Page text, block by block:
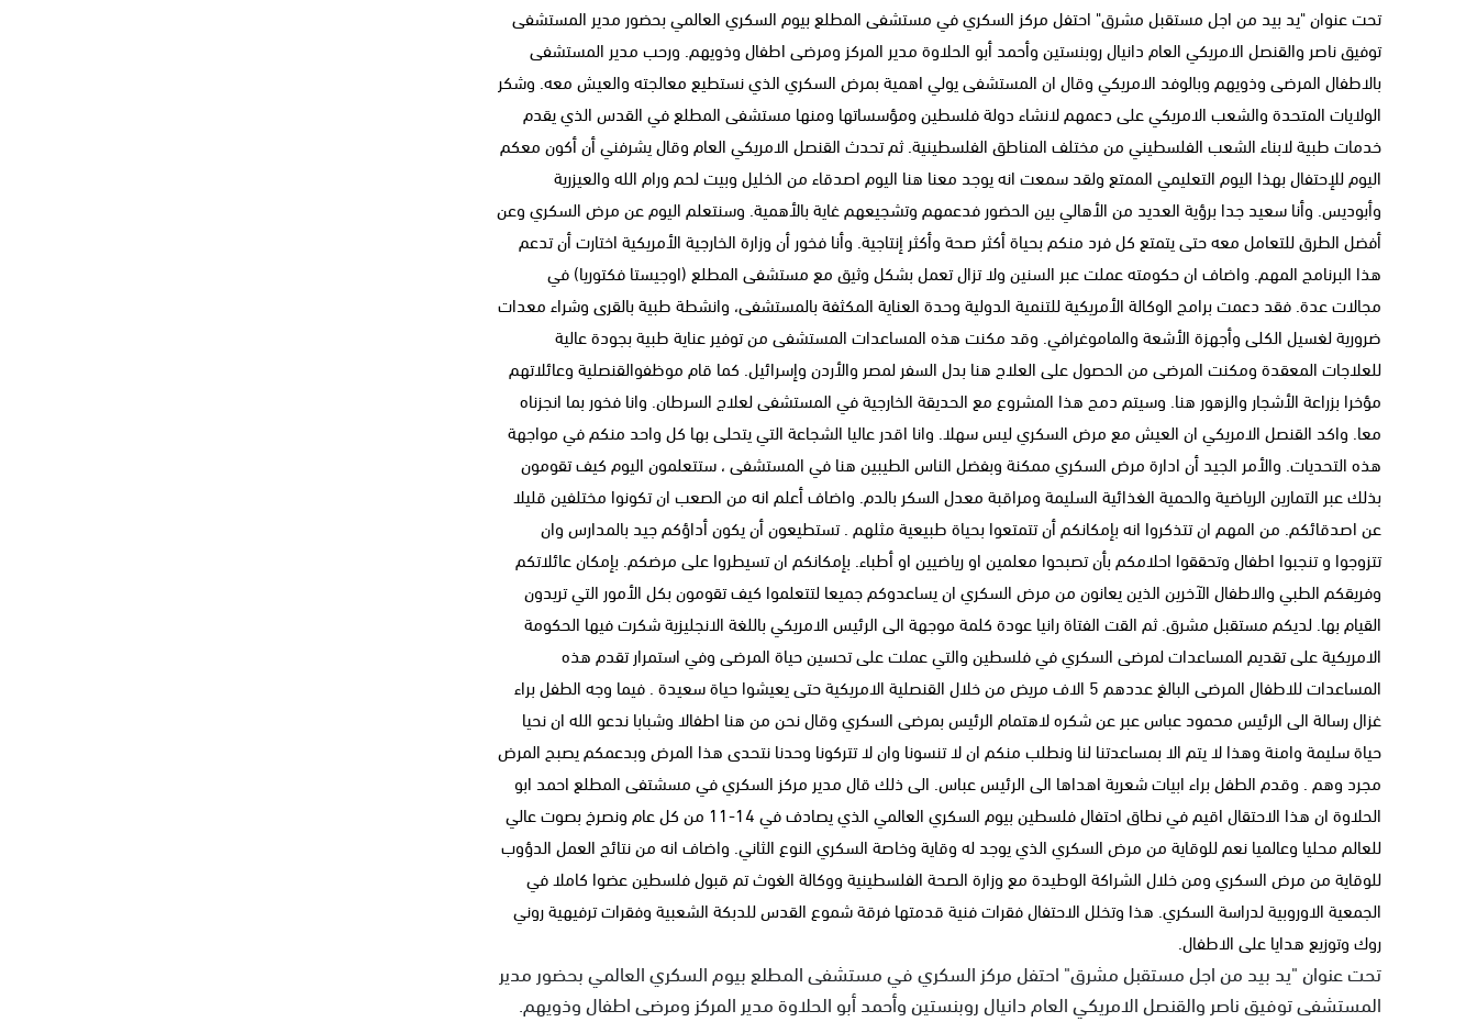
تحت عنوان "يد بيد من اجل مستقبل مشرق" احتفل مركز السكري في مستشفى المطلع بيوم السكري العالمي بحضور مدير المستشفى
توفيق ناصر والقنصل الامريكي العام دانيال روبنستين وأحمد أبو الحلاوة مدير المركز ومرضى اطفال وذويهم. ورحب مدير المستشفى
بالاطفال المرضى وذويهم وبالوفد الامريكي وقال ان المستشفى يولي اهمية بمرض السكري الذي نستطيع معالجته والعيش معه. وشكر
الولايات المتحدة والشعب الامريكي على دعمهم لانشاء دولة فلسطين ومؤسساتها ومنها مستشفى المطلع في القدس الذي يقدم
خدمات طبية لابناء الشعب الفلسطيني من مختلف المناطق الفلسطينية. ثم تحدث القنصل الامريكي العام وقال يشرفني أن أكون معكم
اليوم للإحتفال بهذا اليوم التعليمي الممتع ولقد سمعت انه يوجد معنا هنا اليوم اصدقاء من الخليل وبيت لحم ورام الله والعيزرية
وأبوديس. وأنا سعيد جدا برؤية العديد من الأهالي بين الحضور فدعمهم وتشجيعهم غاية بالأهمية. وسنتعلم اليوم عن مرض السكري وعن
أفضل الطرق للتعامل معه حتى يتمتع كل فرد منكم بحياة أكثر صحة وأكثر إنتاجية. وأنا فخور أن وزارة الخارجية الأمريكية اختارت أن تدعم
هذا البرنامج المهم. واضاف ان حكومته عملت عبر السنين ولا تزال تعمل بشكل وثيق مع مستشفى المطلع (اوجيستا فكتوريا) في
مجالات عدة. فقد دعمت برامج الوكالة الأمريكية للتنمية الدولية وحدة العناية المكثفة بالمستشفى، وانشطة طبية بالقرى وشراء معدات
ضرورية لغسيل الكلى وأجهزة الأشعة والماموغرافي. وقد مكنت هذه المساعدات المستشفى من توفير عناية طبية بجودة عالية
للعلاجات المعقدة ومكنت المرضى من الحصول على العلاج هنا بدل السفر لمصر والأردن وإسرائيل. كما قام موظفوالقنصلية وعائلاتهم
مؤخرا بزراعة الأشجار والزهور هنا. وسيتم دمج هذا المشروع مع الحديقة الخارجية في المستشفى لعلاج السرطان. وانا فخور بما انجزناه
معا. واكد القنصل الامريكي ان العيش مع مرض السكري ليس سهلا. وانا اقدر عاليا الشجاعة التي يتحلى بها كل واحد منكم في مواجهة
هذه التحديات. والأمر الجيد أن ادارة مرض السكري ممكنة وبفضل الناس الطيبين هنا في المستشفى ، ستتعلمون اليوم كيف تقومون
بذلك عبر التمارين الرياضية والحمية الغذائية السليمة ومراقبة معدل السكر بالدم. واضاف أعلم انه من الصعب ان تكونوا مختلفين قليلا
عن اصدقائكم. من المهم ان تتذكروا انه بإمكانكم أن تتمتعوا بحياة طبيعية مثلهم . تستطيعون أن يكون أداؤكم جيد بالمدارس وان
تتزوجوا و تنجبوا اطفال وتحققوا احلامكم بأن تصبحوا معلمين او رياضيين او أطباء. بإمكانكم ان تسيطروا على مرضكم. بإمكان عائلاتكم
وفريقكم الطبي والاطفال الآخرين الذين يعانون من مرض السكري ان يساعدوكم جميعا لتتعلموا كيف تقومون بكل الأمور التي تريدون
القيام بها. لديكم مستقبل مشرق. ثم القت الفتاة رانيا عودة كلمة موجهة الى الرئيس الامريكي باللغة الانجليزية شكرت فيها الحكومة
الامريكية على تقديم المساعدات لمرضى السكري في فلسطين والتي عملت على تحسين حياة المرضى وفي استمرار تقدم هذه
المساعدات للاطفال المرضى البالغ عددهم 5 الاف مريض من خلال القنصلية الامريكية حتى يعيشوا حياة سعيدة . فيما وجه الطفل براء
غزال رسالة الى الرئيس محمود عباس عبر عن شكره لاهتمام الرئيس بمرضى السكري وقال نحن من هنا اطفالا وشبابا ندعو الله ان نحيا
حياة سليمة وامنة وهذا لا يتم الا بمساعدتنا لنا ونطلب منكم ان لا تنسونا وان لا تتركونا وحدنا نتحدى هذا المرض وبدعمكم يصبح المرض
مجرد وهم . وقدم الطفل براء ابيات شعرية اهداها الى الرئيس عباس. الى ذلك قال مدير مركز السكري في مسشتفى المطلع احمد ابو
الحلاوة ان هذا الاحتقال اقيم في نطاق احتفال فلسطين بيوم السكري العالمي الذي يصادف في 14-11 من كل عام ونصرخ بصوت عالي
للعالم محليا وعالميا نعم للوقاية من مرض السكري الذي يوجد له وقاية وخاصة السكري النوع الثاني. واضاف انه من نتائج العمل الدؤوب
للوقاية من مرض السكري ومن خلال الشراكة الوطيدة مع وزارة الصحة الفلسطينية ووكالة الغوث تم قبول فلسطين عضوا كاملا في
الجمعية الاوروبية لدراسة السكري. هذا وتخلل الاحتفال فقرات فنية قدمتها فرقة شموع القدس للدبكة الشعبية وفقرات ترفيهية روني
روك وتوزيع هدايا على الاطفال.
تحت عنوان "يد بيد من اجل مستقبل مشرق" احتفل مركز السكري في مستشفى المطلع بيوم السكري العالمي بحضور مدير
المستشفى توفيق ناصر والقنصل الامريكي العام دانيال روبنستين وأحمد أبو الحلاوة مدير المركز ومرضى اطفال وذويهم.